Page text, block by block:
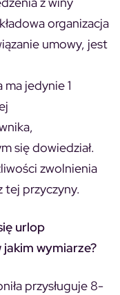
organizacja
umowy, jest
jedynie 1
się dowiedział.
zwolnienia
tej przyczyny.
urlop
wymiarze?
przysługuje 8-